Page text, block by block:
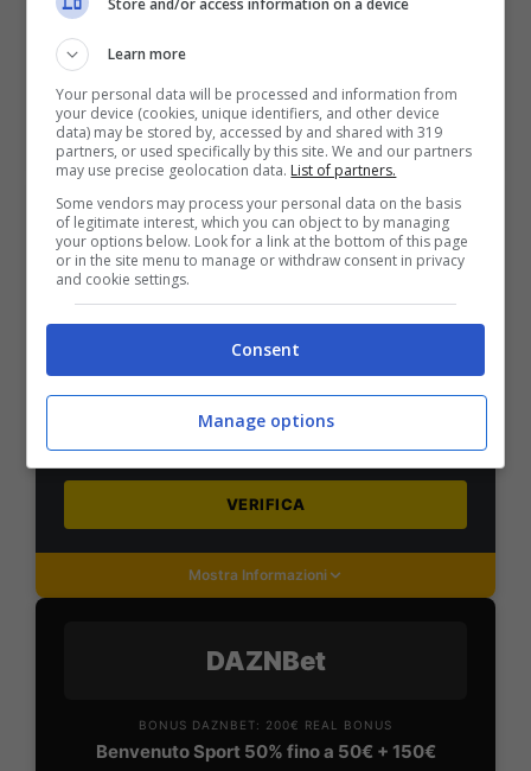
1000€
Mostra Informazioni
PlanetWin365
BONUS PLANETWIN365: FINO A 2050€
Planetwin365: 2050€ per sport e scommesse
Iscrivendoti a PlanetWin365 ricevi: 100% fino a 2000€
in Bonus Scommesse + 100% fino a 50€ in Bonus
Sport
2050€
VERIFICA
Mostra Informazioni
DAZNBet
BONUS DAZNBET: 200€ REAL BONUS
Benvenuto Sport 50% fino a 50€ + 150€
Store and/or access information on a device
Learn more
Your personal data will be processed and information from
your device (cookies, unique identifiers, and other device
data) may be stored by, accessed by and shared with 319
partners, or used specifically by this site. We and our partners
may use precise geolocation data. List of partners.
Some vendors may process your personal data on the basis
of legitimate interest, which you can object to by managing
your options below. Look for a link at the bottom of this page
or in the site menu to manage or withdraw consent in privacy
and cookie settings.
Consent
Manage options